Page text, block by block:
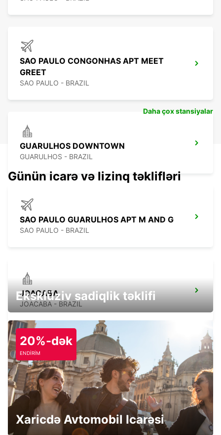
SAO PAULO CONGONHAS APT MEET
GREET
SAO PAULO - BRAZIL
GUARULHOS DOWNTOWN
GUARULHOS - BRAZIL
SAO PAULO GUARULHOS APT M AND G
SAO PAULO - BRAZIL
JOACABA
JOACABA - BRAZIL
CATARATAS DEL IGUAZU AIRPORT
IGUAZU - ARGENTINA
Daha çox stansiyalar
Günün icarə və lizinq təklifləri
Eksklüziv sadiqlik təklifi
20%-dək
ENDİRİM
Xaricdə Avtomobil Icarəsi